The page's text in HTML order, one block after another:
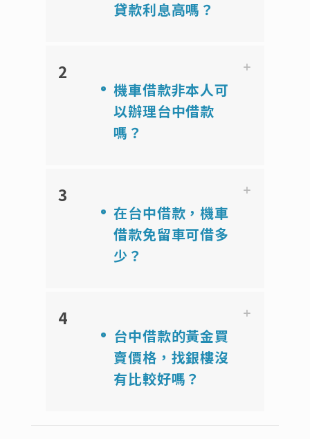
貸款利息高嗎？
2
機車借款非本人可
以辦理台中借款
嗎？
3
在台中借款，機車
借款免留車可借多
少？
4
台中借款的黃金買
賣價格，找銀樓沒
有比較好嗎？